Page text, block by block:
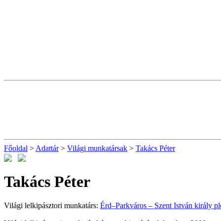
Főoldal > Adattár> Világi munkatársak > Takács Péter
Takács Péter
Világi lelkipásztori munkatárs: Érd–Parkváros – Szent István király